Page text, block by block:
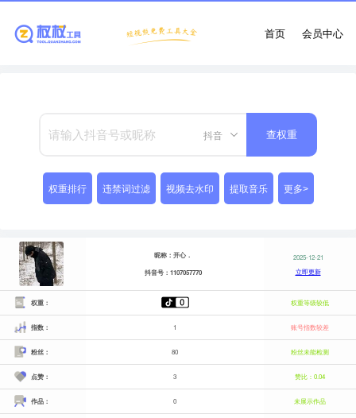
会员中心
首页
抖音 查权重
权重排行 违禁词过滤 视频去水印 提取音乐 更多>
昵称：开心．
抖音号：1107057770
2025-12-21
立即更新
权重： 权重等级较低
指数： 1 账号指数较差
粉丝： 80 粉丝未能检测
点赞： 3 赞比：0.04
作品： 0 未展示作品